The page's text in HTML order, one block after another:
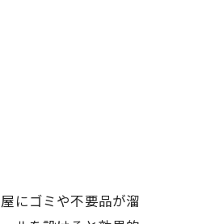
にゴミや不要品が溜